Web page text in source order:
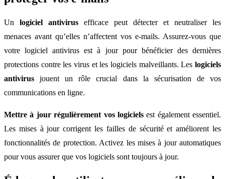
Un logiciel antivirus efficace peut détecter et neutraliser les
menaces avant qu’elles n’affectent vos e-mails. Assurez-vous que
votre logiciel antivirus est à jour pour bénéficier des dernières
protections contre les virus et les logiciels malveillants. Les logiciels
antivirus jouent un rôle crucial dans la sécurisation de vos
communications en ligne.
Mettre à jour régulièrement vos logicielsest également essentiel.
Les mises à jour corrigent les failles de sécurité et améliorent les
fonctionnalités de protection. Activez les mises à jour automatiques
pour vous assurer que vos logiciels sont toujours à jour.